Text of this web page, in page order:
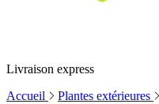
Livraison express
Accueil
Plantes extérieures